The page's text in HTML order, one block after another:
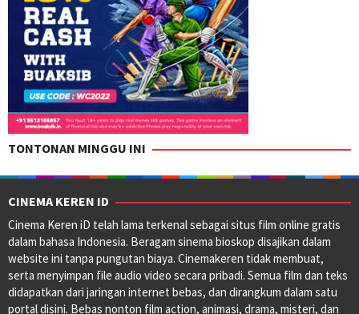
TONTONAN MINGGU INI
CINEMA KEREN ID
Cinema Keren iD telah lama terkenal sebagai situs film online gratis
dalam bahasa Indonesia. Beragam sinema bioskop disajikan dalam
website ini tanpa pungutan biaya. Cinemakeren tidak membuat,
serta menyimpan file audio video secara pribadi. Semua film dan teks
didapatkan dari jaringan internet bebas, dan dirangkum dalam satu
portal disini. Bebas nonton film action, animasi, drama, misteri, dan